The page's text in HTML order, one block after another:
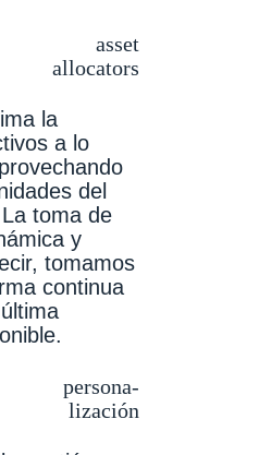
asset
allocators
la
a lo
del
toma de
y
tomamos
continua
persona-
lización